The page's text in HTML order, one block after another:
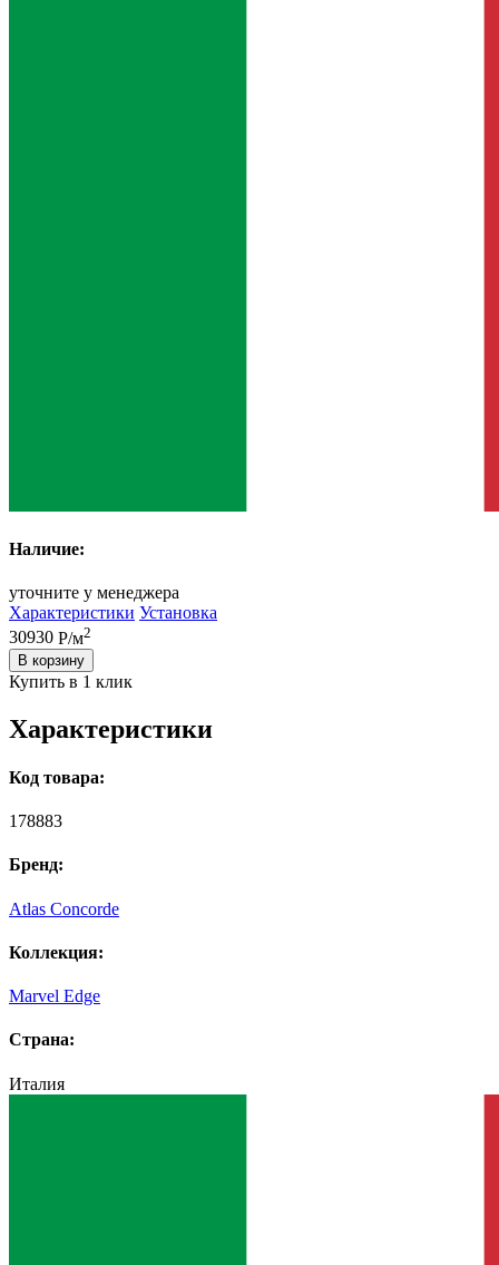
Наличие:
уточните у менеджера
Характеристики Установка
30930 Р/м2
В корзину
Купить в 1 клик
Характеристики
Код товара:
178883
Бренд:
Atlas Concorde
Коллекция:
Marvel Edge
Страна:
Италия